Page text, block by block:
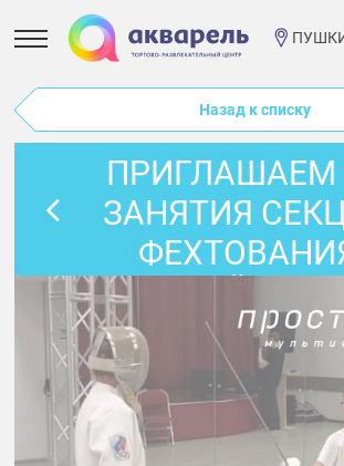
Назад к списку
ПРИГЛАШАЕМ
ЗАНЯТИЯ
КАЖДЫЙ